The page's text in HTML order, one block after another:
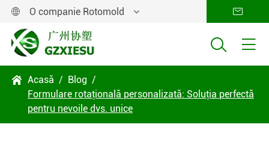
 O companie Rotomold 
 
 Acasă
Blog
Formulare rotaţională personalizată: Soluţia perfectă
pentru nevoile dvs. unice